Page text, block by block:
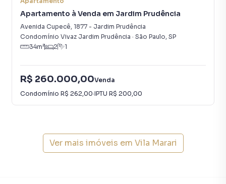
simplificar a relação de proprietários, inquilinos e
compradores com o mercado imobiliário.
Anuncie seu imóvel! É fácil, rápido e gratuito! A Sol
Na Sol Dourado Imóveis você consegue vender ou alugar
seu imóvel muito mais rápido do que em imobiliárias
temos uma equipe de marketing digital focada em produzir
campanhas específicas para São Paulo, o que aumenta
Apartamento à Venda em Jardim Prudência
Avenida Cupecê, 1877 - Jardim Prudência
Condomínio Vivaz Jardim Prudência · São Paulo, SP
34m² 2 1
R$ 260.000,00Venda
Condomínio R$ 262,00·IPTU R$ 200,00
Ver mais imóveis em Vila Marari